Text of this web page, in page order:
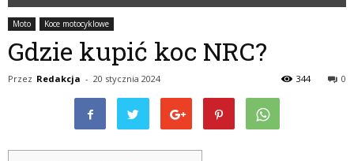
Moto Koce motocyklowe
Gdzie kupić koc NRC?
Przez Redakcja - 20 stycznia 2024 0
344